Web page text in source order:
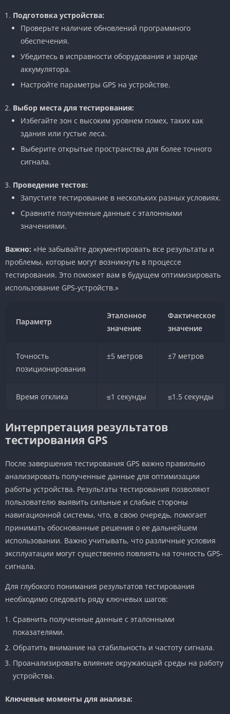
Подготовка устройства:
Проверьте наличие обновлений программного
обеспечения.
Убедитесь в исправности оборудования и заряде
аккумулятора.
Настройте параметры GPS на устройстве.
Выбор места для тестирования:
Избегайте зон с высоким уровнем помех, таких как
здания или густые леса.
Выберите открытые пространства для более точного
сигнала.
Проведение тестов:
Запустите тестирование в нескольких разных условиях.
Сравните полученные данные с эталонными
значениями.
Важно: «Не забывайте документировать все результаты и
проблемы, которые могут возникнуть в процессе
тестирования. Это поможет вам в будущем оптимизировать
использование GPS-устройств.»
Параметр
Эталонное
значение
Фактическое
значение
Точность
позиционирования
±5 метров ±7 метров
Время отклика ≤1 секунды ≤1.5 секунды
Интерпретация результатов
тестирования GPS
После завершения тестирования GPS важно правильно
анализировать полученные данные для оптимизации
работы устройства. Результаты тестирования позволяют
пользователю выявить сильные и слабые стороны
навигационной системы, что, в свою очередь, помогает
принимать обоснованные решения о ее дальнейшем
использовании. Важно учитывать, что различные условия
эксплуатации могут существенно повлиять на точность GPS-
сигнала.
Для глубокого понимания результатов тестирования
необходимо следовать ряду ключевых шагов:
Сравнить полученные данные с эталонными
показателями.
Обратить внимание на стабильность и частоту сигнала.
Проанализировать влияние окружающей среды на работу
устройства.
Ключевые моменты для анализа: